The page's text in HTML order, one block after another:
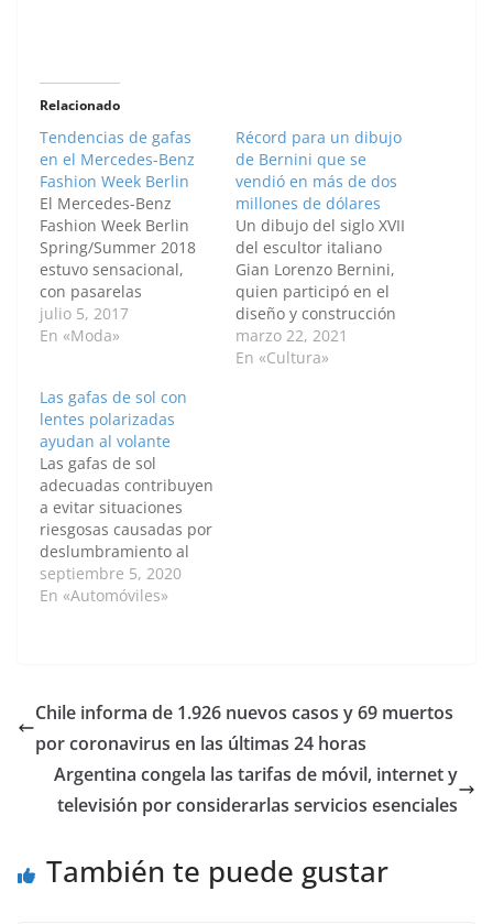
Relacionado
Tendencias de gafas
en el Mercedes-Benz
Fashion Week Berlin
El Mercedes-Benz
Fashion Week Berlin
Spring/Summer 2018
estuvo sensacional,
con pasarelas
vanguardistas y unas
colecciones preciosas.
se vió en la pasarela
¿Cuáles estilos te
gustan mas? Las
propuestas de gafas en
la pasarela del show
de Maisonnoee
durante the Mercedes-
Benz Fashion Week
Berlin
Spring/Summer…
julio 5, 2017
En «Moda»
Récord para un dibujo
de Bernini que se
vendió en más de dos
millones de dólares
Un dibujo del siglo XVII
del escultor italiano
Gian Lorenzo Bernini,
quien participó en el
diseño y construcción
de la Basílica de San
Pedro, se subastó en
marzo 22, 2021
En «Cultura»
Las gafas de sol con
lentes polarizadas
ayudan al volante
Las gafas de sol
adecuadas contribuyen
a evitar situaciones
riesgosas causadas por
deslumbramiento al
conducir. Kerstin
Kruschinski,
señala que las gafas de
infinita variedad de
modelos y variantes.
"Para evitar los
reflejos…
septiembre 5, 2020
En «Automóviles»
Chile informa de 1.926 nuevos casos y 69 muertos
por coronavirus en las últimas 24 horas
Argentina congela las tarifas de móvil, internet y
televisión por considerarlas servicios esenciales
También te puede gustar